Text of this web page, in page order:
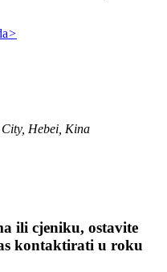
>
Hebei, Kina
ili cjeniku, ostavite
kontaktirati u roku